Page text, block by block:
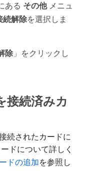
ある​ その他​メニュ
続解除​を選択しま
除 」をクリックし
接続済みカ
続されたカードに
ドについて詳しく
ドの追加を参照し